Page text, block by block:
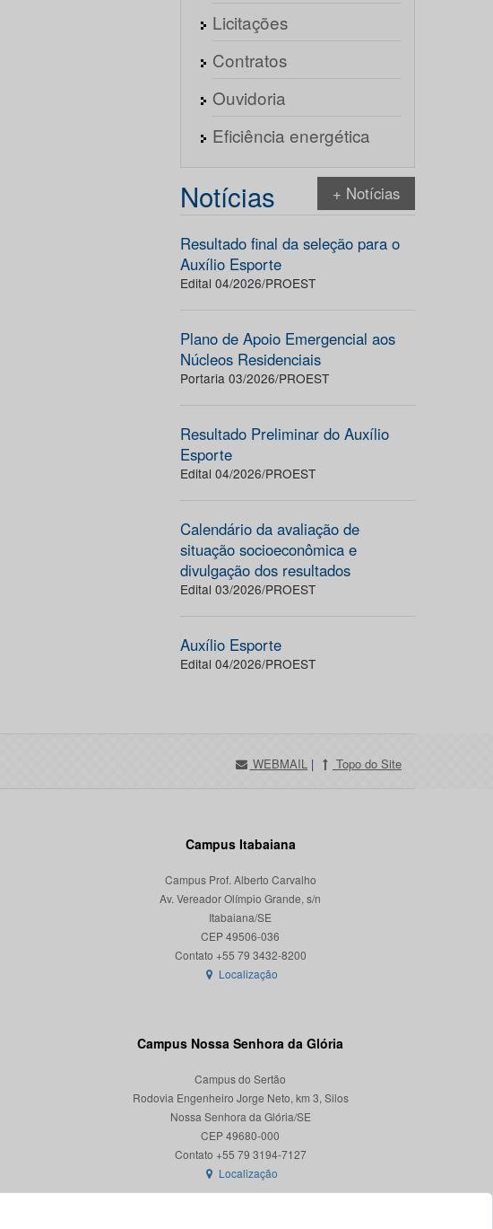
Licitações
Contratos
Ouvidoria
Eficiência energética
Notícias + Notícias
Resultado final da seleção para o
Auxílio Esporte
Edital 04/2026/PROEST
Plano de Apoio Emergencial aos
Núcleos Residenciais
Portaria 03/2026/PROEST
Resultado Preliminar do Auxílio
Esporte
Edital 04/2026/PROEST
Calendário da avaliação de
situação socioeconômica e
divulgação dos resultados
Edital 03/2026/PROEST
Auxílio Esporte
Edital 04/2026/PROEST
WEBMAIL | Topo do Site
Campus Itabaiana
Campus Prof. Alberto Carvalho
Av. Vereador Olímpio Grande, s/n
Itabaiana/SE
CEP 49506-036
Localização
Campus Nossa Senhora da Glória
Campus do Sertão
Rodovia Engenheiro Jorge Neto, km 3, Silos
Nossa Senhora da Glória/SE
CEP 49680-000
Contato +55 79 3194-7127
Localização